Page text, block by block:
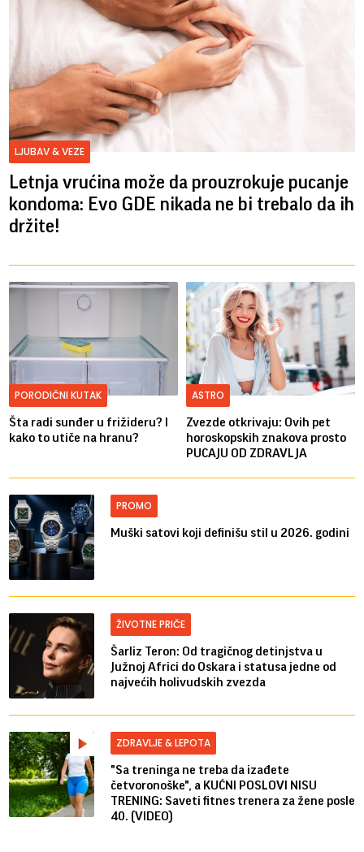
LJUBAV & VEZE
Letnja vrućina može da prouzrokuje pucanje
kondoma: Evo GDE nikada ne bi trebalo da ih
držite!
PORODIČNI KUTAK
Šta radi sunđer u frižideru? I
kako to utiče na hranu?
ASTRO
Zvezde otkrivaju: Ovih pet
horoskopskih znakova prosto
PUCAJU OD ZDRAVLJA
PROMO
Muški satovi koji definišu stil u 2026. godini
ŽIVOTNE PRIČE
Šarliz Teron: Od tragičnog detinjstva u
Južnoj Africi do Oskara i statusa jedne od
najvećih holivudskih zvezda
ZDRAVLJE & LEPOTA
"Sa treninga ne treba da izađete
četvoronoške", a KUĆNI POSLOVI NISU
TRENING: Saveti fitnes trenera za žene posle
40. (VIDEO)